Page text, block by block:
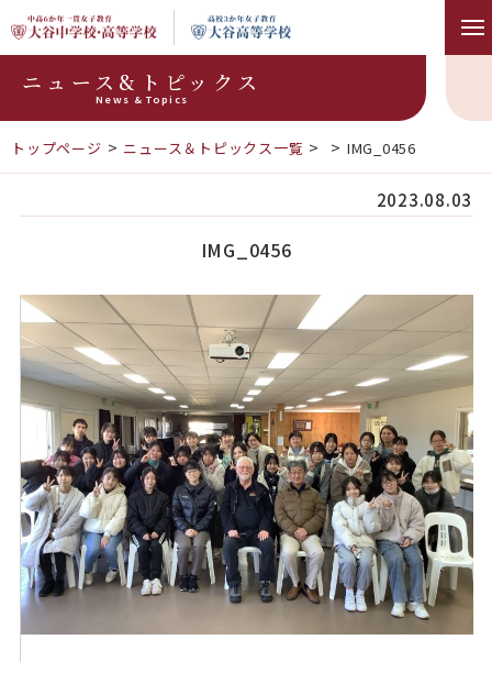
ニュース&トピックス
News & Topics
トップページ ニュース＆トピックス一覧 IMG_0456
2023.08.03
IMG_0456